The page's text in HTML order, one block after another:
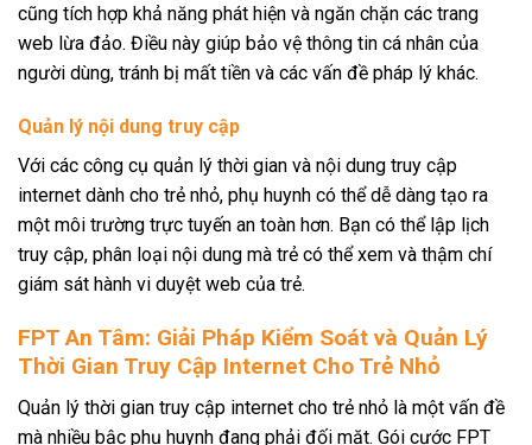
cũng tích hợp khả năng phát hiện và ngăn chặn các trang
web lừa đảo. Điều này giúp bảo vệ thông tin cá nhân của
người dùng, tránh bị mất tiền và các vấn đề pháp lý khác.
Quản lý nội dung truy cập
Với các công cụ quản lý thời gian và nội dung truy cập
internet dành cho trẻ nhỏ, phụ huynh có thể dễ dàng tạo ra
một môi trường trực tuyến an toàn hơn. Bạn có thể lập lịch
truy cập, phân loại nội dung mà trẻ có thể xem và thậm chí
giám sát hành vi duyệt web của trẻ.
FPT An Tâm: Giải Pháp Kiểm Soát và Quản Lý
Thời Gian Truy Cập Internet Cho Trẻ Nhỏ
Quản lý thời gian truy cập internet cho trẻ nhỏ là một vấn đề
mà nhiều bậc phụ huynh đang phải đối mặt. Gói cước FPT